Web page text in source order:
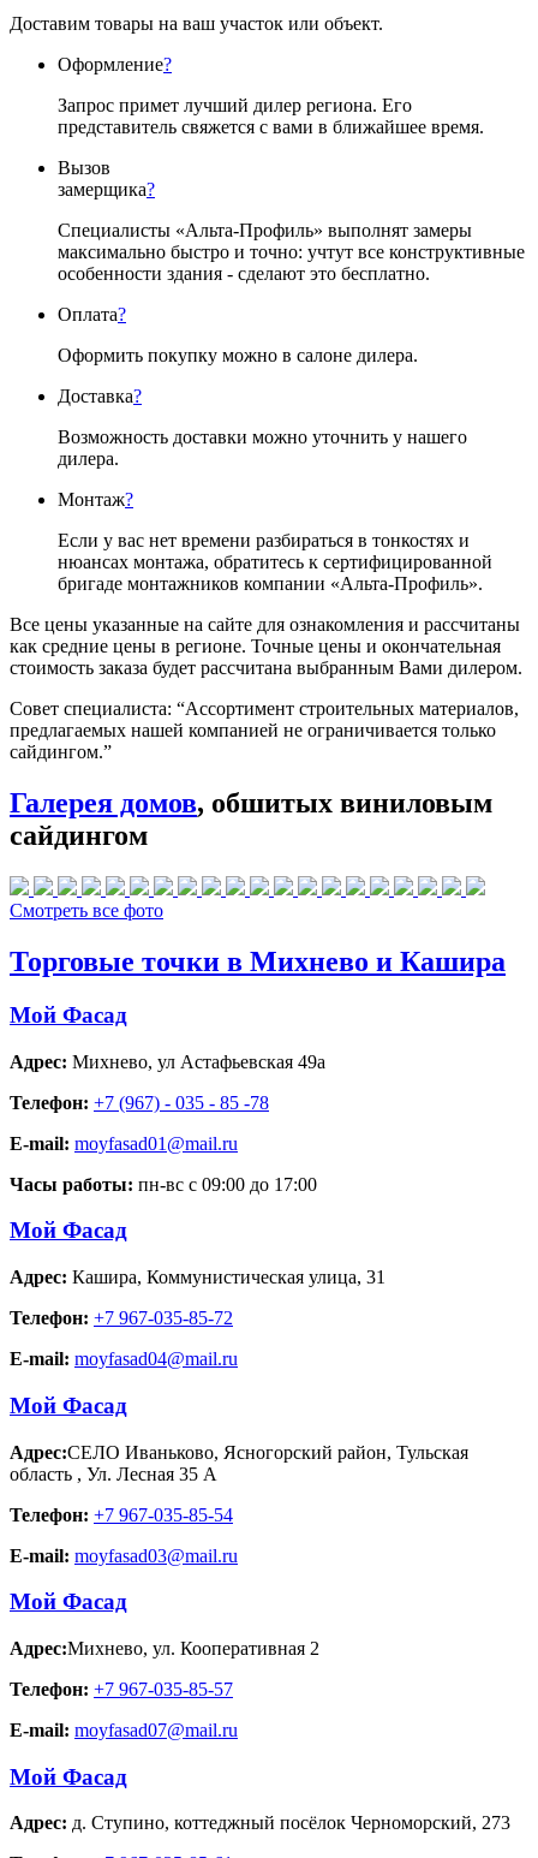
Доставим товары на ваш участок или объект.
Оформление?
Запрос примет лучший дилер региона. Его
представитель свяжется с вами в ближайшее время.
Вызов
замерщика?
Специалисты «Альта-Профиль» выполнят замеры
максимально быстро и точно: учтут все конструктивные
особенности здания - сделают это бесплатно.
Оплата?
Оформить покупку можно в салоне дилера.
Доставка?
Возможность доставки можно уточнить у нашего
дилера.
Монтаж?
Если у вас нет времени разбираться в тонкостях и
нюансах монтажа, обратитесь к сертифицированной
бригаде монтажников компании «Альта-Профиль».
Все цены указанные на сайте для ознакомления и рассчитаны
как средние цены в регионе. Точные цены и окончательная
стоимость заказа будет рассчитана выбранным Вами дилером.
Совет специалиста: “Ассортимент строительных материалов,
предлагаемых нашей компанией не ограничивается только
сайдингом.”
Галерея домов, обшитых виниловым
сайдингом
Смотреть все фото
Торговые точки в Михнево и Кашира
Мой Фасад
Адрес: Михнево, ул Астафьевская 49а
Телефон: +7 (967) - 035 - 85 -78
E-mail: moyfasad01@mail.ru
Часы работы: пн-вс с 09:00 до 17:00
Мой Фасад
Адрес: Кашира, Коммунистическая улица, 31
Телефон: +7 967-035-85-72
E-mail: moyfasad04@mail.ru
Мой Фасад
Адрес:СЕЛО Иваньково, Ясногорский район, Тульская
область , Ул. Лесная 35 А
Телефон: +7 967-035-85-54
E-mail: moyfasad03@mail.ru
Мой Фасад
Адрес:Михнево, ул. Кооперативная 2
Телефон: +7 967-035-85-57
E-mail: moyfasad07@mail.ru
Мой Фасад
Адрес: д. Ступино, коттеджный посёлок Черноморский, 273